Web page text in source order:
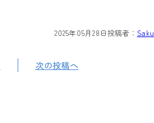
2025年05月28日投稿者： Saku
次の投稿へ